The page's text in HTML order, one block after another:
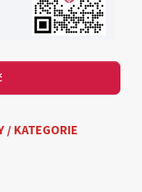
/ KATEGORIE